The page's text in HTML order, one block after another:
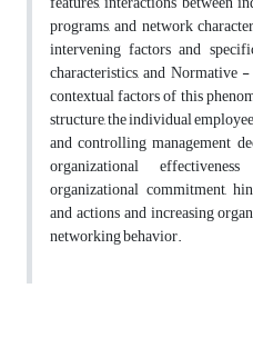
programs, and network
intervening factors and
characteristics, and Normative
contextual factors of this
structure, the individual
and controlling management
organizational
organizational commitment,
and actions and increasing
networking behavior.